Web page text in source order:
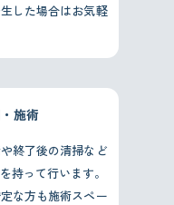
した場合はお気軽
施術
終了後の清掃など
持って行います。
な方も施術スペー